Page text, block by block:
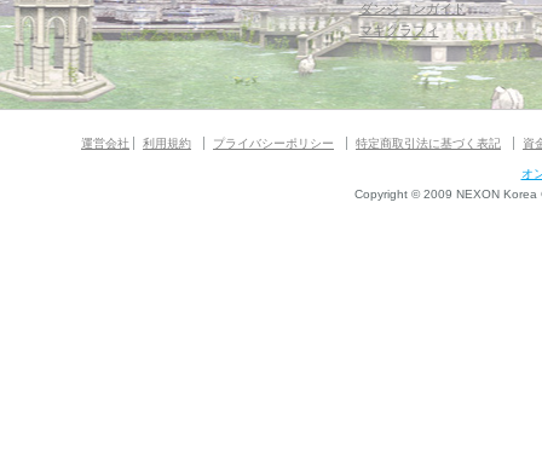
ダンジョンガイド
マギグラフィ
運営会社 利用規約 プライバシーポリシー 特定商取引法に基づく表記 資
オ
Copyright © 2009 NEXON Korea